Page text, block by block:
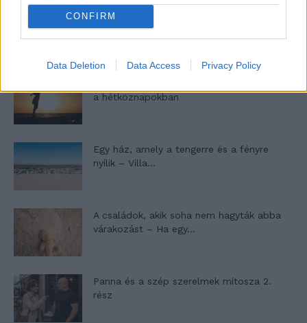
CONFIRM
Data Deletion Data Access Privacy Policy
Máltai kaland 7.
a hétköznapokban
Egy ház, amely a tengerre és a fényre
nyílik – Villa...
A családok, akik soha nem hagyták abba
várakozást – Ha egy...
Panna és a szép szerelmek mítosza 2.
rész